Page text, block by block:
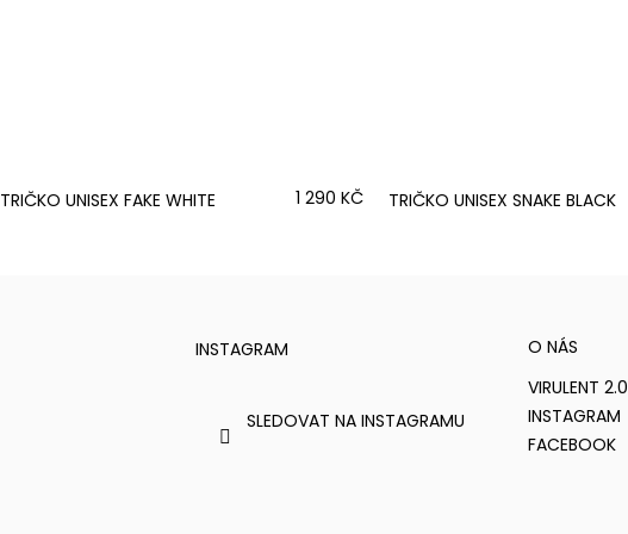
TRIČKO UNISEX FAKE WHITE 1 290 KČ TRIČKO UNISEX SNAKE BLACK
INSTAGRAM
SLEDOVAT NA INSTAGRAMU
O NÁS
VIRULENT 2.0
INSTAGRAM
FACEBOOK